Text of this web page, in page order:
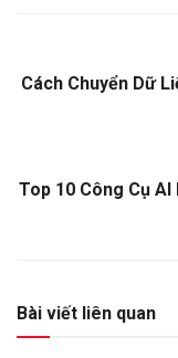
Cách Chuyển Dữ
Top 10 Công Cụ
Bài viết liên quan